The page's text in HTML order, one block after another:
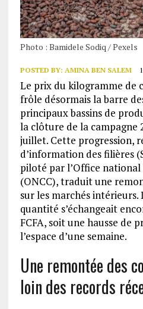
Photo : Bamidele Sodiq / Pexels
POSTED BY: AMINA BEN SALEM
Le prix du kilogramme de
frôle désormais la barre
principaux bassins de
la clôture de la campagne
juillet. Cette progression,
d’information des filières
piloté par l’Office national
(ONCC), traduit une
sur les marchés intérieurs.
quantité s’échangeait
FCFA, soit une hausse de
l’espace d’une semaine.
Une remontée des
loin des records